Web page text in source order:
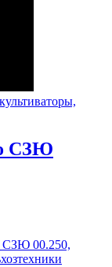
СЗЮ
СЗЮ 00.250,